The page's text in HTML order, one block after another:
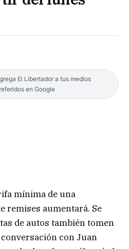
El Libertador a tus medios
en Google
mínima de una
remises aumentará. Se
de autos también tomen
con Juan